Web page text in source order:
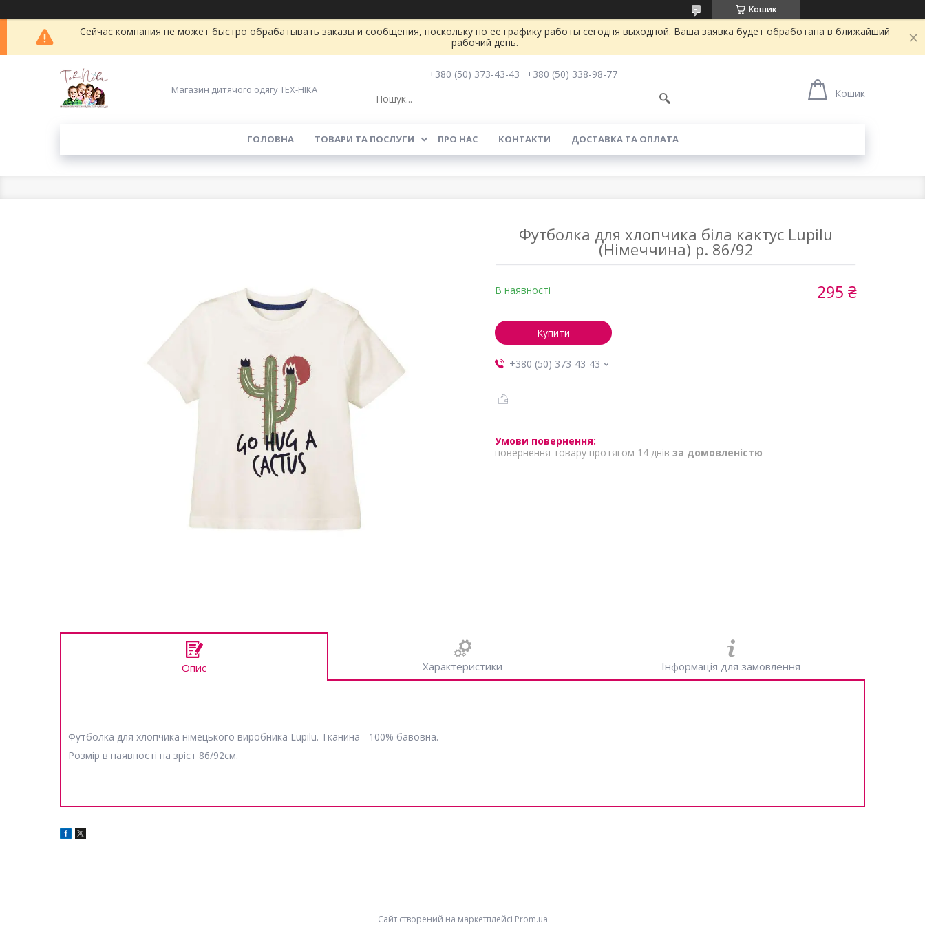
Кошик
Сейчас компания не может быстро обрабатывать заказы и сообщения, поскольку по ее графику работы сегодня выходной. Ваша заявка будет обработана в ближайший
рабочий день.
Магазин дитячого одягу ТЕХ-НІКА
+380 (50) 373-43-43
+380 (50) 338-98-77
Кошик
ГОЛОВНА ТОВАРИ ТА ПОСЛУГИ ПРО НАС КОНТАКТИ ДОСТАВКА ТА ОПЛАТА
Футболка для хлопчика біла кактус Lupilu
(Німеччина) р. 86/92
В наявності 295 ₴
Купити
+380 (50) 373-43-43
повернення товару протягом 14 днів за домовленістю
Опис Характеристики Інформація для замовлення
Футболка для хлопчика німецького виробника Lupilu. Тканина - 100% бавовна.
Розмір в наявності на зріст 86/92см.
Сайт створений на маркетплейсі Prom.ua